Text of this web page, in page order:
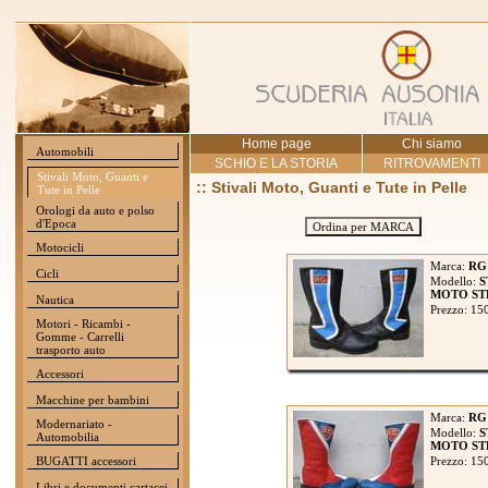
Automobili
Stivali Moto, Guanti e
Tute in Pelle
Orologi da auto e polso
d'Epoca
Motocicli
Cicli
Nautica
Motori - Ricambi -
Gomme - Carrelli
trasporto auto
Accessori
Macchine per bambini
Modernariato -
Automobilia
BUGATTI accessori
Home page
Chi siamo
SCHIO E LA STORIA
RITROVAMENTI
:: Stivali Moto, Guanti e Tute in Pelle
Ordina per MARCA
Marca: RG
Modello:
MOTO
Prezzo:
Marca: RG
Modello:
MOTO
Prezzo: